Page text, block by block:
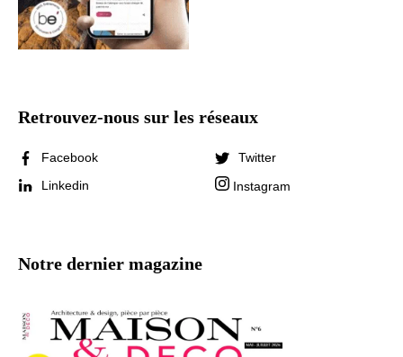
Retrouvez-nous sur les réseaux
Facebook
Twitter
Linkedin
Instagram
Notre dernier magazine